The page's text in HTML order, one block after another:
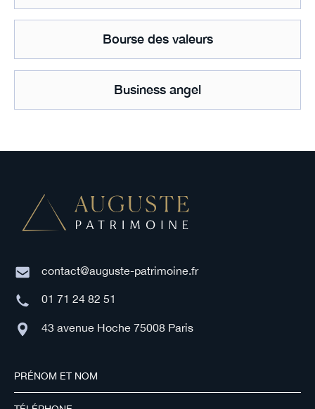
Bourse des valeurs
Business angel
contact@auguste-patrimoine.fr
01 71 24 82 51
43 avenue Hoche 75008 Paris